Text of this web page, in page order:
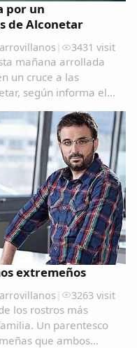
por un
de Alconetar
| 3431 visit
mañana arrollada
un cruce a las
según informa el
de la mañana
extremeños
| 3263 visit
los rostros más
Un parentesco
que ambos